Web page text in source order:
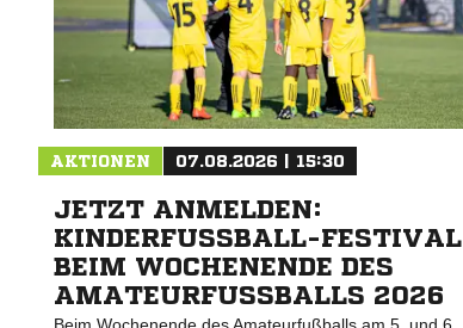
AKTIONEN 07.08.2026 | 15:30
JETZT ANMELDEN:
KINDERFUSSBALL-FESTIVAL B
EIM WOCHENENDE DES A
MATEURFUSSBALLS 2026